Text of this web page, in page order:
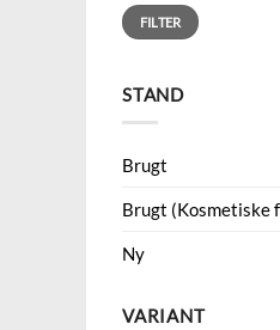
Mindste
pris
Højeste
prisFILTER
STAND
Brugt
Brugt (Kosmetiske
Ny
VARIANT